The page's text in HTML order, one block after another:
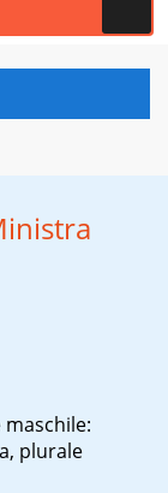
plurale